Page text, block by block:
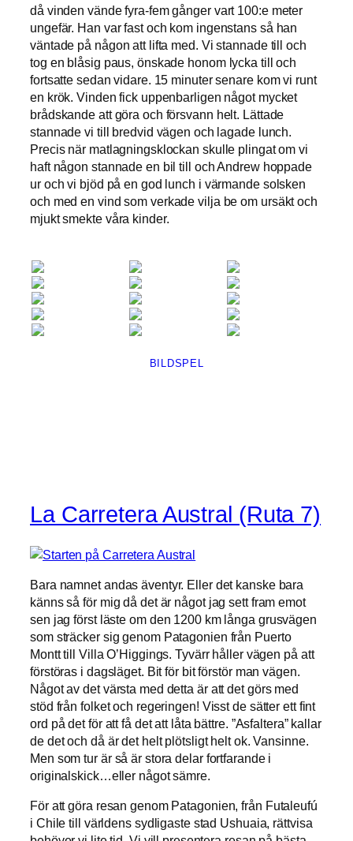
då vinden vände fyra-fem gånger vart 100:e meter
ungefär. Han var fast och kom ingenstans så han
väntade på någon att lifta med. Vi stannade till och
tog en blåsig paus, önskade honom lycka till och
fortsatte sedan vidare. 15 minuter senare kom vi runt
en krök. Vinden fick uppenbarligen något mycket
brådskande att göra och försvann helt. Lättade
stannade vi till bredvid vägen och lagade lunch.
Precis när matlagningsklockan skulle plingat om vi
haft någon stannade en bil till och Andrew hoppade
ur och vi bjöd på en god lunch i värmande solsken
och med en vind som verkade vilja be om ursäkt och
mjukt smekte våra kinder.
BILDSPEL
La Carretera Austral (Ruta 7)
Bara namnet andas äventyr. Eller det kanske bara
känns så för mig då det är något jag sett fram emot
sen jag först läste om den 1200 km långa grusvägen
som sträcker sig genom Patagonien från Puerto
Montt till Villa O’Higgings. Tyvärr håller vägen på att
förstöras i dagsläget. Bit för bit förstör man vägen.
Något av det värsta med detta är att det görs med
stöd från folket och regeringen! Visst de sätter ett fint
ord på det för att få det att låta bättre. ”Asfaltera” kallar
de det och då är det helt plötsligt helt ok. Vansinne.
Men som tur är så är stora delar fortfarande i
originalskick…eller något sämre.
För att göra resan genom Patagonien, från Futaleufú
i Chile till världens sydligaste stad Ushuaia, rättvisa